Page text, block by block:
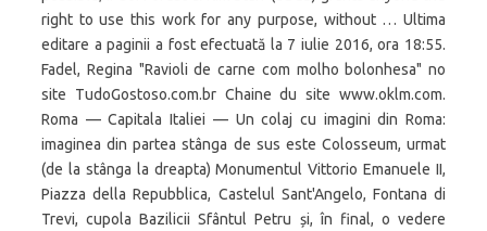
right to use this work for any purpose, without … Ultima
editare a paginii a fost efectuată la 7 iulie 2016, ora 18:55.
Fadel, Regina "Ravioli de carne com molho bolonhesa" no
site TudoGostoso.com.br Chaine du site www.oklm.com.
Roma — Capitala Italiei — Un colaj cu imagini din Roma:
imaginea din partea stânga de sus este Colosseum, urmat
(de la stânga la dreapta) Monumentul Vittorio Emanuele II,
Piazza della Repubblica, Castelul Sant'Angelo, Fontana di
Trevi, cupola Bazilicii Sfântul Petru și, în final, o vedere